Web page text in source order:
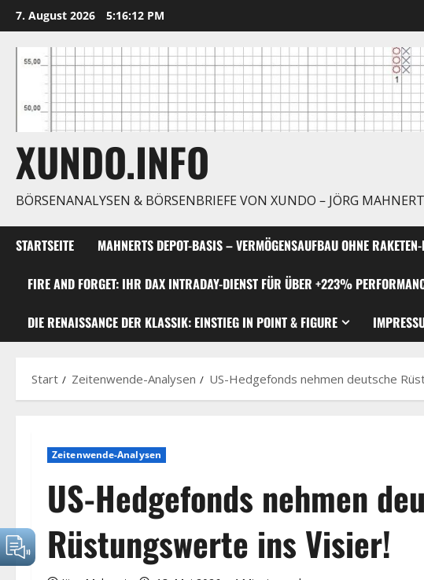
Zum
Inhalt
springen
7. August 2026 5:16:13 PM
XUNDO.INFO
BÖRSENANALYSEN & BÖRSENBRIEFE VON XUNDO – JÖRG MAHNERT
STARTSEITE MAHNERTS DEPOT-BASIS – VERMÖGENSAUFBAU OHNE
FIRE AND FORGET: IHR DAX INTRADAY-DIENST FÜR ÜBER +223%
DIE RENAISSANCE DER KLASSIK: EINSTIEG IN POINT & FIGURE
Start Zeitenwende-Analysen US-Hedgefonds nehmen deutsche
Zeitenwende-Analysen
US-Hedgefonds nehmen
Rüstungswerte ins Visier!